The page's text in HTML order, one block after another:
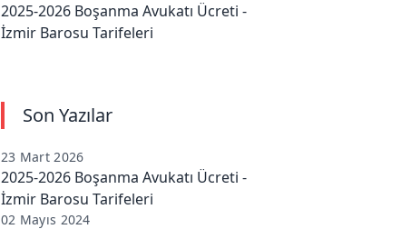
2025-2026 Boşanma Avukatı Ücreti -
İzmir Barosu Tarifeleri
Son Yazılar
23 Mart 2026
2025-2026 Boşanma Avukatı Ücreti -
İzmir Barosu Tarifeleri
02 Mayıs 2024